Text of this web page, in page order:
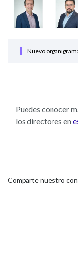
Nuevo
Puedes conocer
los directores en
Comparte nuestro